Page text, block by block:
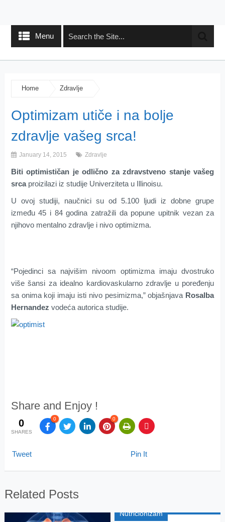
Menu
Home Zdravlje
Optimizam utiče i na bolje
zdravlje vašeg srca!
January 14, 2015 Zdravlje
Biti optimističan je odlično za zdravstveno stanje vašeg
srcaproizilazi iz studije Univerziteta u Illinoisu.
U ovoj studiji, naučnici su od 5.100 ljudi iz dobne grupe
između 45 i 84 godina zatražili da popune upitnik vezan za
njihovo mentalno zdravlje i nivo optimizma.
“Pojedinci sa najvišim nivoom optimizma imaju dvostruko
više šansi za idealno kardiovaskularno zdravlje u poređenju
sa onima koji imaju isti nivo pesimizma,” objašnjava Rosalba
Hernandez vodeća autorica studije.
Share and Enjoy !
0
SHARES
0 0
Tweet Pin It
Related Posts
Nutricionizam